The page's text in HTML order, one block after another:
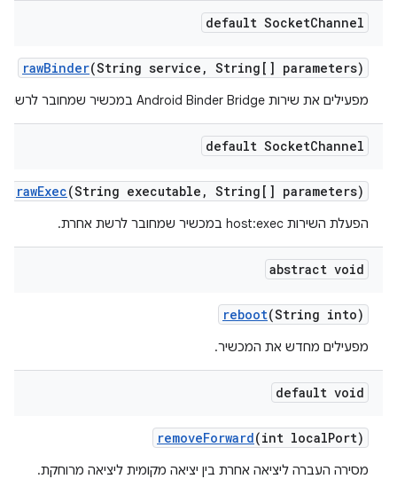
default SocketChannel
rawBinder(String service , String[] parameters)
מפעילים את שירות Android Binder Bridge במכשיר שמחובר לרשת אחרת.
default SocketChannel
rawExec(String executable , String[] parameters)
הפעלת השירות host:exec במכשיר שמחובר לרשת אחרת.
abstract void
reboot(String into)
מפעילים מחדש את המכשיר.
default void
removeForward(int localPort)
מסירה העברה ליציאה אחרת בין יציאה מקומית ליציאה מרוחקת.